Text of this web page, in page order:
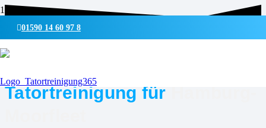
01590 14 60 97 8
Tatortreinigung für